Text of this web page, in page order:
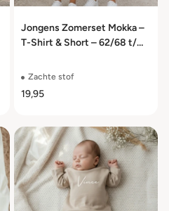
Jongens Zomerset Mokka –
T-Shirt & Short – 62/68 t/m
Zachte stof
19,95